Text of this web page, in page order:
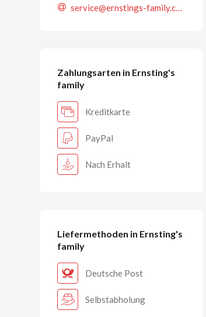
service@ernstings-family.com
Zahlungsarten in Ernsting's
family
Kreditkarte
PayPal
Nach Erhalt
Liefermethoden in Ernsting's
family
Deutsche Post
Selbstabholung